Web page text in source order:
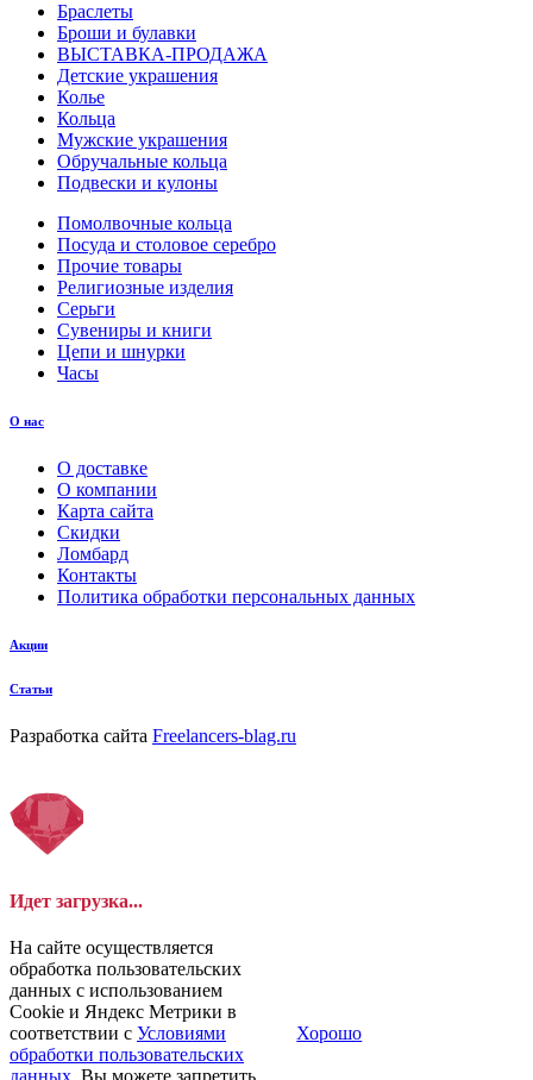
Браслеты
Броши и булавки
ВЫСТАВКА-ПРОДАЖА
Детские украшения
Колье
Кольца
Мужские украшения
Обручальные кольца
Подвески и кулоны
Помолвочные кольца
Посуда и столовое серебро
Прочие товары
Религиозные изделия
Серьги
Сувениры и книги
Цепи и шнурки
Часы
О нас
О доставке
О компании
Карта сайта
Скидки
Ломбард
Контакты
Политика обработки персональных данных
Акции
Статьи
Разработка сайта Freelancers-blag.ru
Идет загрузка...
На сайте осуществляется
обработка пользовательских
данных с использованием
Cookie и Яндекс Метрики в
соответствии с Условиями
обработки пользовательских
Хорошо